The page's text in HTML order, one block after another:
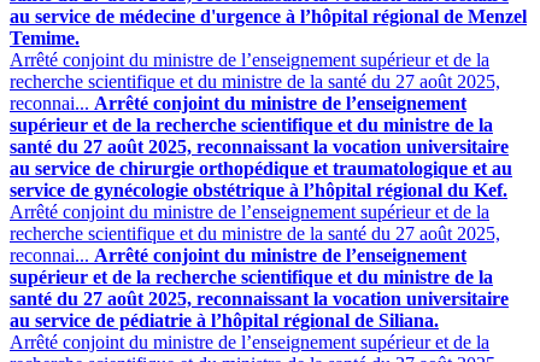
au service de médecine d'urgence à l’hôpital régional de Menzel
Temime.
Arrêté conjoint du ministre de l’enseignement supérieur et de la
recherche scientifique et du ministre de la santé du 27 août 2025,
reconnai... Arrêté conjoint du ministre de l’enseignement
supérieur et de la recherche scientifique et du ministre de la
santé du 27 août 2025, reconnaissant la vocation universitaire
au service de chirurgie orthopédique et traumatologique et au
service de gynécologie obstétrique à l’hôpital régional du Kef.
Arrêté conjoint du ministre de l’enseignement supérieur et de la
recherche scientifique et du ministre de la santé du 27 août 2025,
reconnai... Arrêté conjoint du ministre de l’enseignement
supérieur et de la recherche scientifique et du ministre de la
santé du 27 août 2025, reconnaissant la vocation universitaire
au service de pédiatrie à l’hôpital régional de Siliana.
Arrêté conjoint du ministre de l’enseignement supérieur et de la